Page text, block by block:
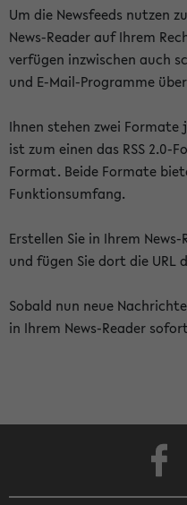
Um die Newsfeeds nutzen
News-Reader auf Ihrem
verfügen inzwischen auch
und E-Mail-Programme
Ihnen stehen zwei Formate
ist zum einen das RSS 2.0-
Format. Beide Formate
Funktionsumfang.
Erstellen Sie in Ihrem
und fügen Sie dort die URL
Sobald nun neue
in Ihrem News-Reader